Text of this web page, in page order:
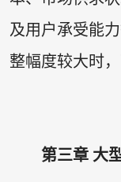
及用户承受能
整幅度较大时
第三章 大